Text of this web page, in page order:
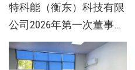
特科能（衡东）科技有限
公司2026年第一次董事会
会议圆满成功